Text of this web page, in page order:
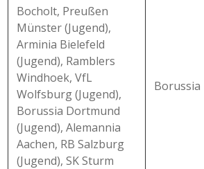
Bocholt, Preußen
Münster (Jugend),
Arminia Bielefeld
(Jugend), Ramblers
Windhoek, VfL
Wolfsburg (Jugend),
Borussia Dortmund
(Jugend), Alemannia
Aachen, RB Salzburg
(Jugend), SK Sturm